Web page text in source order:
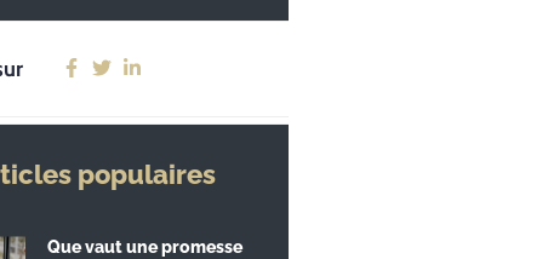
populaires
Que vaut une promesse